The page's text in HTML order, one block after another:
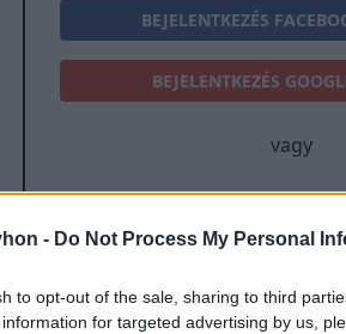
- Do Not Process My Personal
to opt-out of the sale, sharing to third
for targeted advertising by us,
BEJELENTKEZÉS
BEJELENTKEZÉS
vagy
E-mail-cím
Jelszó